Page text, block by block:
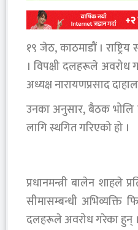
१९ जेठ, काठमाडौं ।
। विपक्षी दलहरूले
अध्यक्ष नारायणप्रसाद
उनका अनुसार, बैठक भोलि
लागि स्थगित गरिएको हो ।
प्रधानमन्त्री बालेन शाहले
सीमासम्बन्धी अभिव्यक्ति
दलहरूले अवरोध गरेका हुन् ।